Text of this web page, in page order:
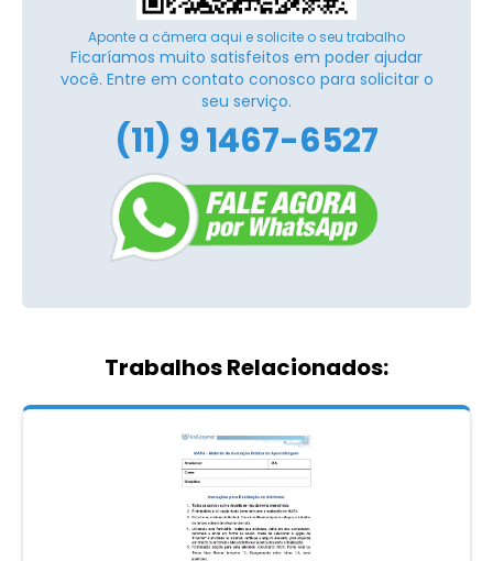
Aponte a câmera aqui e solicite o seu trabalho
Ficaríamos muito satisfeitos em poder ajudar
você. Entre em contato conosco para solicitar o
seu serviço.
(11) 9 1467-6527
Trabalhos Relacionados: